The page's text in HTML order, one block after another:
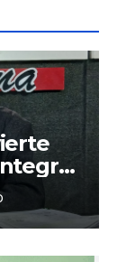
para